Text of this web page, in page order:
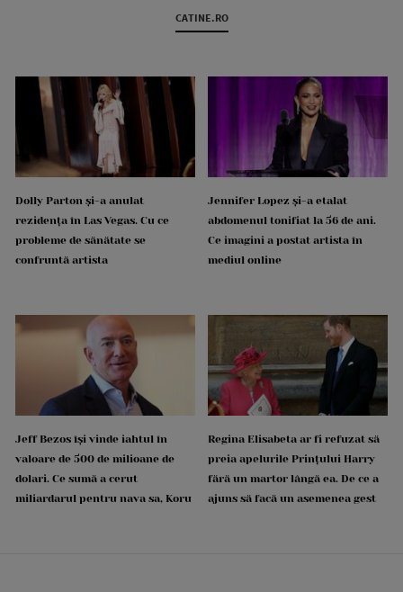
CATINE.RO
Dolly Parton și-a anulat
rezidența în Las Vegas. Cu ce
probleme de sănătate se
confruntă artista
Jennifer Lopez și-a etalat
abdomenul tonifiat la 56 de ani.
Ce imagini a postat artista în
mediul online
Jeff Bezos își vinde iahtul în
valoare de 500 de milioane de
dolari. Ce sumă a cerut
miliardarul pentru nava sa, Koru
Regina Elisabeta ar fi refuzat să
preia apelurile Prințului Harry
fără un martor lângă ea. De ce a
ajuns să facă un asemenea gest